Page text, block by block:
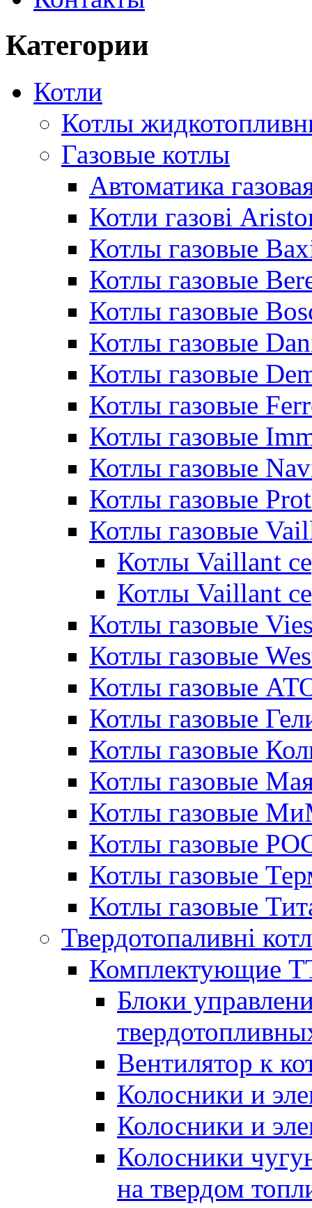
Категории
Котли
Котлы
Газовые котлы
Автоматика
Котли газові
Котлы газовые
Котлы газовые
Котлы газовые
Котлы газовые
Котлы газовые
Котлы газовые
Котлы газовые
Котлы газовые
Котлы газовые
Котлы газовые
Котлы Vaillant
Котлы Vaillant
Котлы газовые
Котлы газовые
Котлы газовые
Котлы газовые
Котлы газовые
Котлы газовые
Котлы газовые
Котлы газовые
Котлы газовые
Котлы газовые
Твердотопаливні
Комплектующие
Блоки
Вентилятор к
Колосники и
Колосники и
Колосники
на твердом